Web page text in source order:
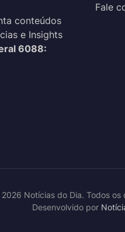
conteúdos
e Insights
6088:
Fale
Notícias do Dia. Todos os
Desenvolvido por